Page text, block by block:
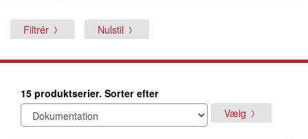
Filtrér Nulstil
15 produktserier. Sorter efter
Vælg